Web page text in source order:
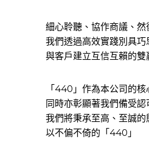
細心聆聽、協作商議、然
我們透過高效實踐別具巧
與客戶建立互信互賴的雙
「440」作為本公司的核
同時亦彰顯著我們備受認
我們將秉承至高、至誠的
以不偏不倚的「440」